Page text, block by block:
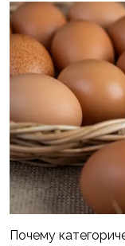
Почему